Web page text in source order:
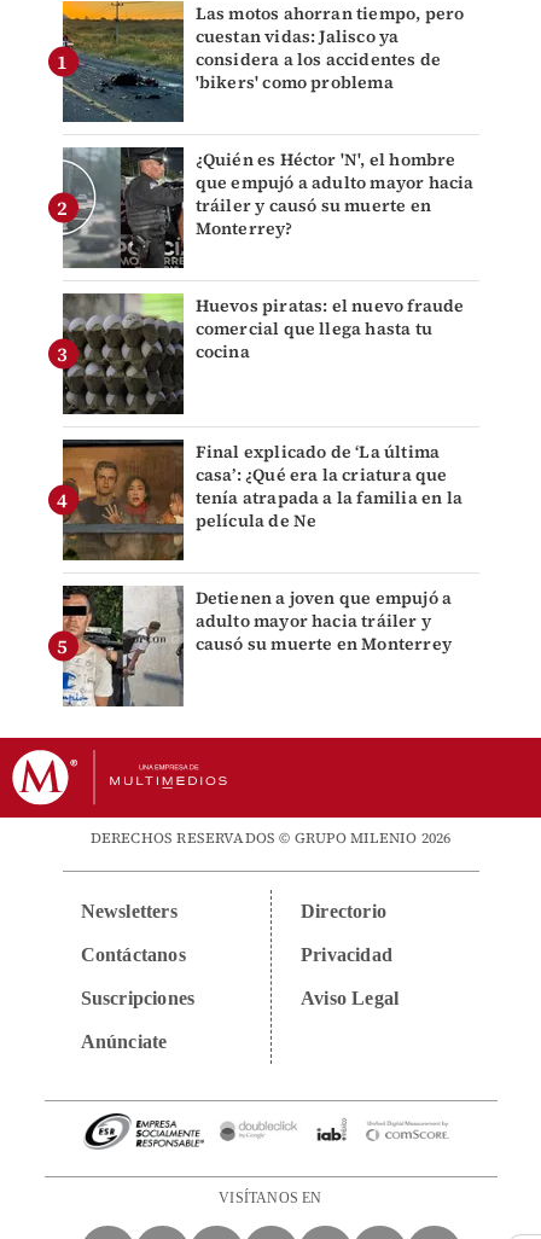
Las motos ahorran tiempo, pero
cuestan vidas: Jalisco ya
considera a los accidentes de
'bikers' como problema
¿Quién es Héctor 'N', el hombre
que empujó a adulto mayor hacia
tráiler y causó su muerte en
Monterrey?
Huevos piratas: el nuevo fraude
comercial que llega hasta tu
cocina
Final explicado de ‘La última
casa’: ¿Qué era la criatura que
tenía atrapada a la familia en la
película de Ne
Detienen a joven que empujó a
adulto mayor hacia tráiler y
causó su muerte en Monterrey
DERECHOS RESERVADOS © GRUPO MILENIO 2026
Newsletters
Contáctanos
Suscripciones
Anúnciate
Directorio
Privacidad
Aviso Legal
VISÍTANOS EN